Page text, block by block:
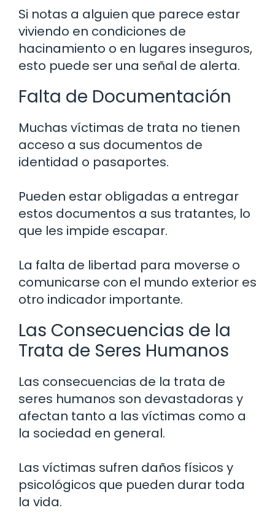
Si notas a alguien que parece estar
viviendo en condiciones de
hacinamiento o en lugares inseguros,
esto puede ser una señal de alerta.
Falta de Documentación
Muchas víctimas de trata no tienen
acceso a sus documentos de
identidad o pasaportes.
Pueden estar obligadas a entregar
estos documentos a sus tratantes, lo
que les impide escapar.
La falta de libertad para moverse o
comunicarse con el mundo exterior es
otro indicador importante.
Las Consecuencias de la
Trata de Seres Humanos
Las consecuencias de la trata de
seres humanos son devastadoras y
afectan tanto a las víctimas como a
la sociedad en general.
Las víctimas sufren daños físicos y
psicológicos que pueden durar toda
la vida.